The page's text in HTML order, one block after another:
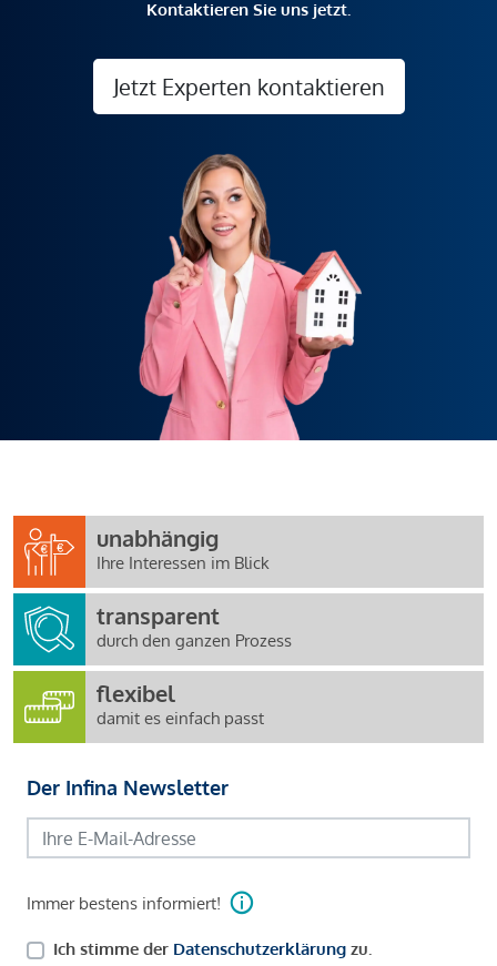
Kontaktieren Sie uns jetzt.
Jetzt Experten kontaktieren
unabhängig
Ihre Interessen im Blick
transparent
durch den ganzen Prozess
flexibel
damit es einfach passt
Der Infina Newsletter
Immer bestens informiert!
Ich stimme der Datenschutzerklärung zu.